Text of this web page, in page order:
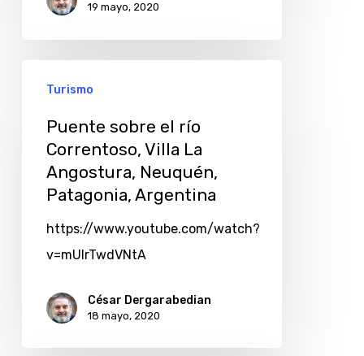
19 mayo, 2020
Turismo
Puente sobre el río
Correntoso, Villa La
Angostura, Neuquén,
Patagonia, Argentina
https://www.youtube.com/watch?
v=mUIrTwdVNtA
César Dergarabedian
18 mayo, 2020